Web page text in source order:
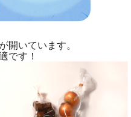
開いています。
です！